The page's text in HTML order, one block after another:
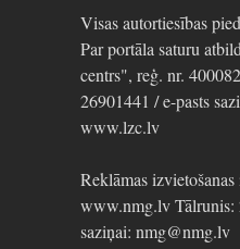
Visas autortiesības
Par portāla saturu
centrs", reģ. nr.
26901441 / e-pasts
www.lzc.lv
Reklāmas izvietošanas
www.nmg.lv Tālrunis:
saziņai: nmg@nmg.lv